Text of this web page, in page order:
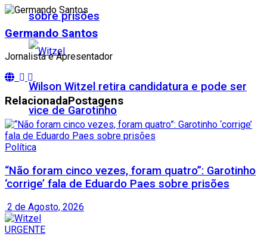
sobre prisões
Wilson Witzel retira candidatura e pode ser
vice de Garotinho
Germando Santos
Jornalista e Apresentador
RelacionadaPostagens
Política
“Não foram cinco vezes, foram quatro”: Garotinho
‘corrige’ fala de Eduardo Paes sobre prisões
2 de Agosto, 2026
URGENTE